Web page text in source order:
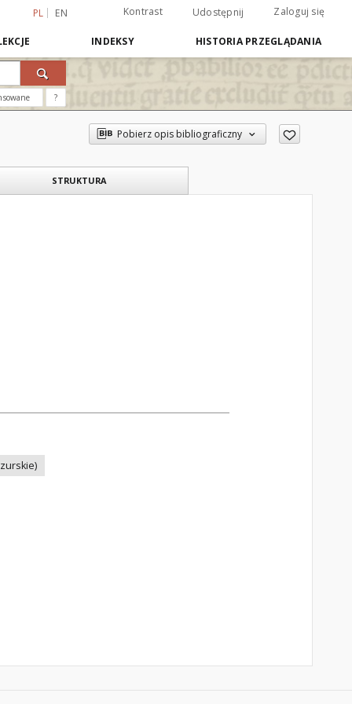
PL EN Kontrast Udostępnij Zaloguj się
INDEKSY HISTORIA PRZEGLĄDANIA
?
Pobierz opis bibliograficzny
STRUKTURA